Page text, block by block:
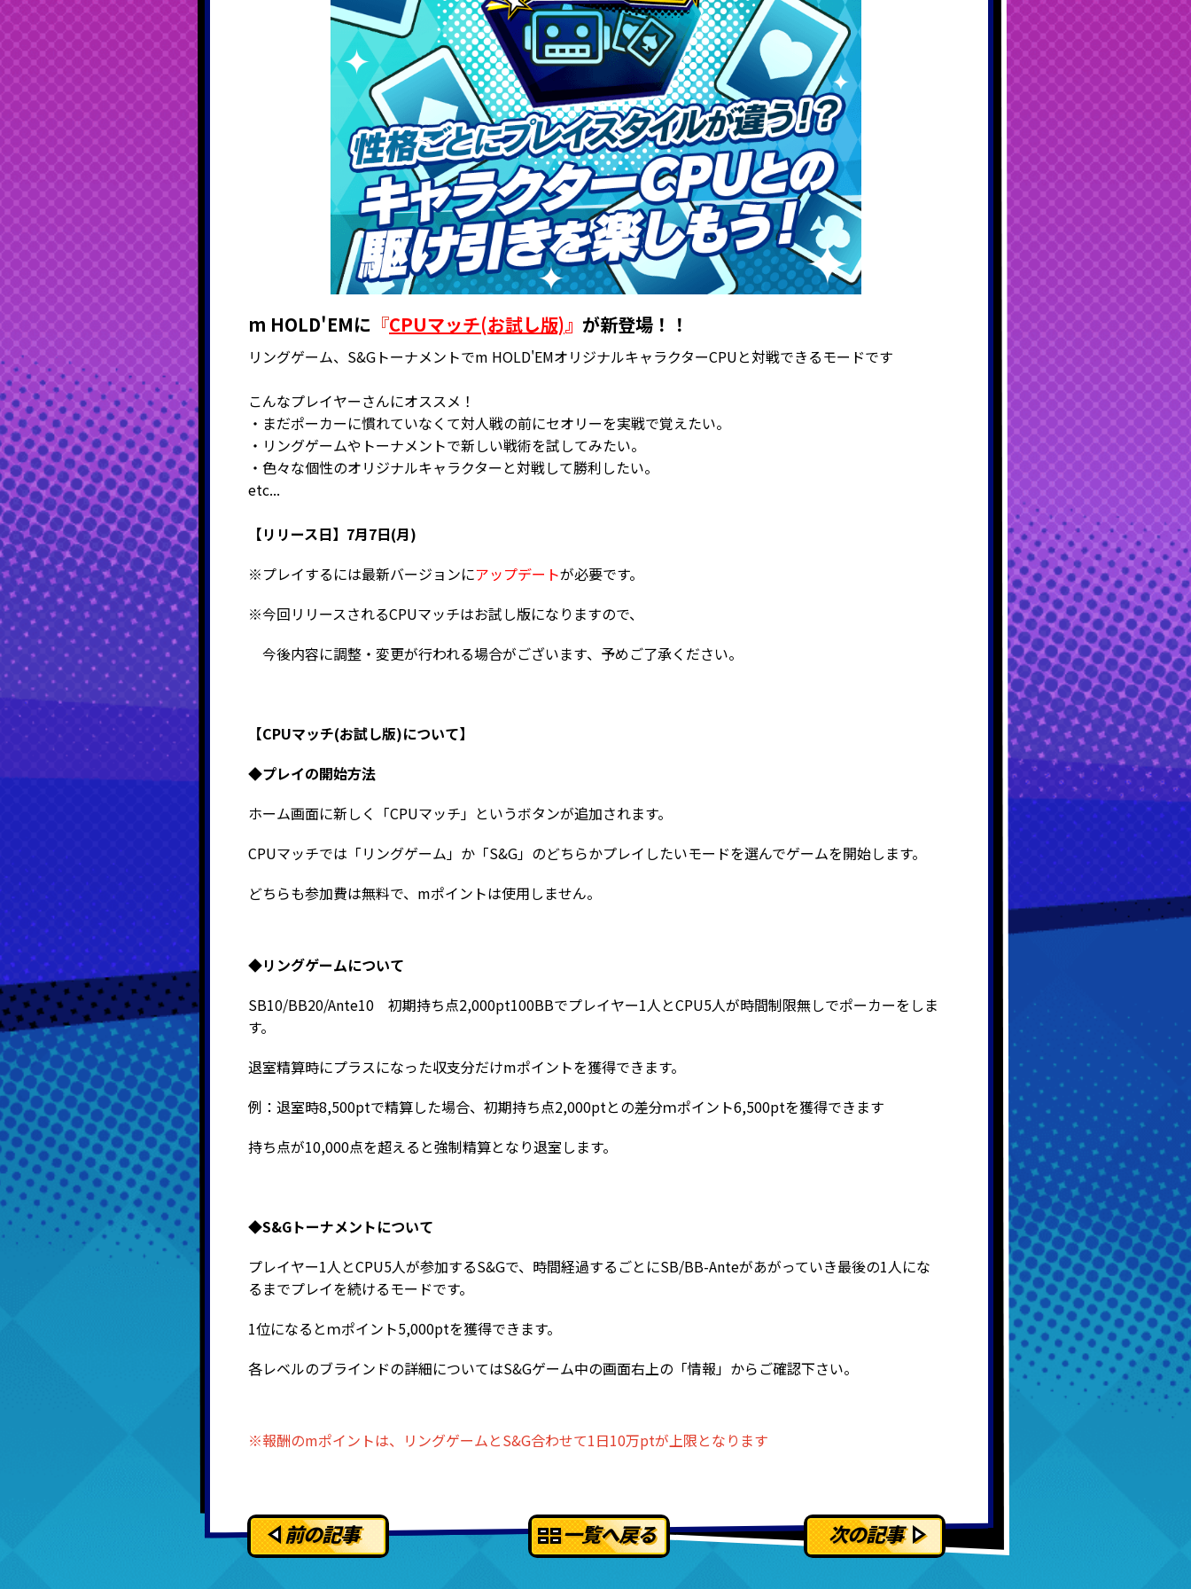
m HOLD'EMに 『CPUマッチ(お試し版)』 が新登場！！
リングゲーム、S&Gトーナメントでm HOLD'EMオリジナルキャラクターCPUと対戦できるモードです
こんなプレイヤーさんにオススメ！
・まだポーカーに慣れていなくて対人戦の前にセオリーを実戦で覚えたい。
・リングゲームやトーナメントで新しい戦術を試してみたい。
・色々な個性のオリジナルキャラクターと対戦して勝利したい。
etc...
【リリース日】7月7日(月)
※プレイするには最新バージョンにアップデートが必要です。
※今回リリースされるCPUマッチはお試し版になりますので、
今後内容に調整・変更が行われる場合がございます、予めご了承ください。
【CPUマッチ(お試し版)について】
◆プレイの開始方法
ホーム画面に新しく「CPUマッチ」というボタンが追加されます。
CPUマッチでは「リングゲーム」か「S&G」のどちらかプレイしたいモードを選んでゲームを開始します。
どちらも参加費は無料で、mポイントは使用しません。
◆リングゲームについて
SB10/BB20/Ante10 初期持ち点2,000pt100BBでプレイヤー1人とCPU5人が時間制限無しでポーカーをしま
す。
退室精算時にプラスになった収支分だけmポイントを獲得できます。
例：退室時8,500ptで精算した場合、初期持ち点2,000ptとの差分ｍポイント6,500ptを獲得できます
持ち点が10,000点を超えると強制精算となり退室します。
◆S&Gトーナメントについて
プレイヤー1人とCPU5人が参加するS&Gで、時間経過するごとにSB/BB-Anteがあがっていき最後の1人にな
るまでプレイを続けるモードです。
1位になるとｍポイント5,000ptを獲得できます。
各レベルのブラインドの詳細についてはS&Gゲーム中の画面右上の「情報」からご確認下さい。
※報酬のmポイントは、リングゲームとS&G合わせて1日10万ptが上限となります
前の記事 一覧へ戻る 次の記事